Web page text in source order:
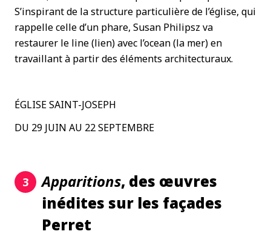
S’inspirant de la structure particulière de l’église, qui
rappelle celle d’un phare, Susan Philipsz va
restaurer le line (lien) avec l’ocean (la mer) en
travaillant à partir des éléments architecturaux.
ÉGLISE SAINT-JOSEPH
DU 29 JUIN AU 22 SEPTEMBRE
3 Apparitions, des œuvres
inédites sur les façades
Perret